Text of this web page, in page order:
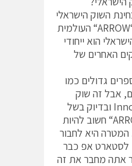
השוק הישראלי
הוא כמו כפפה ליד. “ARROW“ העולמית
הוא ייחודי
האחרים של
גדולים כמו
אבל זה שוק
מאד חדשני, Innovative ובדיוק בשל
הייחודיות הזו ל-“ARROW“ חשוב להיות
המטרה היא לחבור
לסטארט אפ כבר
אתה מחבר את זה